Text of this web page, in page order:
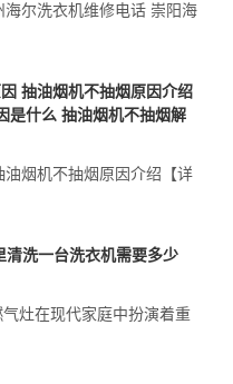
尔洗衣机维修电话 崇阳海
抽油烟机不抽烟原因介绍
是什么 抽油烟机不抽烟解
烟机不抽烟原因介绍【详
清洗一台洗衣机需要多少
灶在现代家庭中扮演着重